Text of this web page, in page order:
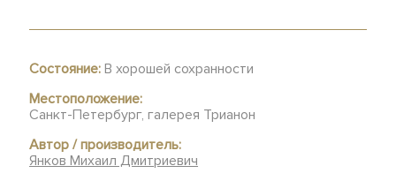
Состояние: В хорошей сохранности
Местоположение:
Санкт-Петербург, галерея Трианон
Автор / производитель:
Янков Михаил Дмитриевич